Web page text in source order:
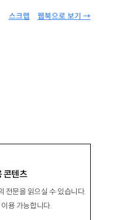
웹북으로 보기 →
스크랩
콘텐츠
전문을 읽으실 수 있습니다.
용 가능합니다.
너무 많은 우리 동
화학식』 등이 있음.